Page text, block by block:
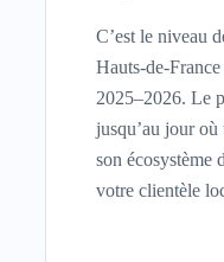
C’est le niveau
Hauts-de-
2025–2026. Le
jusqu’au jour
son écosystème
votre clientèle